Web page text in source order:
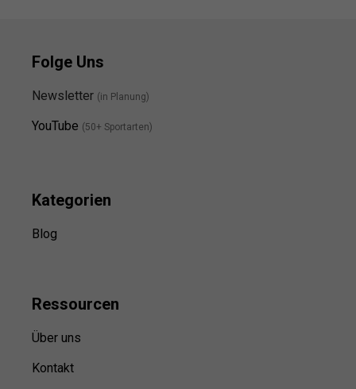
Folge Uns
Newsletter (in Planung)
YouTube (50+ Sportarten)
Kategorien
Blog
Ressourcen
Über uns
Kontakt